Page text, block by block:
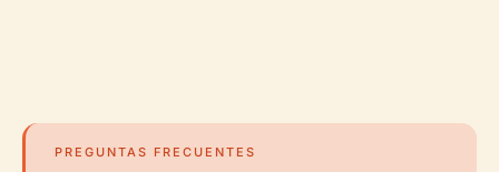
PREGUNTAS FRECUENTES